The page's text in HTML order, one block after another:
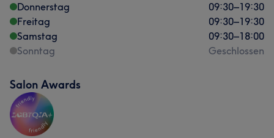
Donnerstag
09:30–19:30
Freitag
09:30–19:30
Samstag
09:30–18:00
Sonntag
Geschlossen
Salon Awards